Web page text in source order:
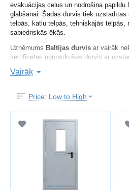
evakuācijas ceļus un nodrošina
glābšanai. Šādas durvis tiek
telpās, katlu telpās, tehniskajās telpās,
sabiedriskās ēkās.
Uzņēmums Baltijas durvis ar vairāk
sertificētas ugunsdrošās durvis ar
un būvnormatīviem.
UGUNSIZTURĪBAS KLASES
— aizsardzība līdz 60 minūtēm
EI90 / EI120— paaugstināta
sabiedriskām telpām
Apzīmējums EI nozīmē:
— konstrukcijas integritāte
Vairāk
Price: Low to High